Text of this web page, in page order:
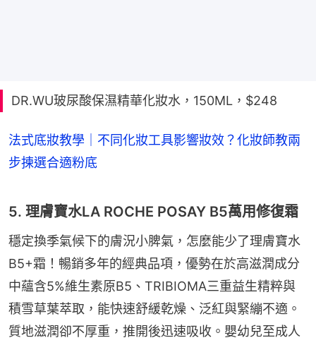
DR.WU玻尿酸保濕精華化妝水，150ML，$248
法式底妝教學｜不同化妝工具影響妝效？化妝師教兩
步揀選合適粉底
5. 理膚寶水LA ROCHE POSAY B5萬用修復霜
穩定換季氣候下的膚況小脾氣，怎麼能少了理膚寶水
B5+霜！暢銷多年的經典品項，優勢在於高滋潤成分
中蘊含5%維生素原B5、TRIBIOMA三重益生精粹與
積雪草葉萃取，能快速舒緩乾燥、泛紅與緊繃不適。
質地滋潤卻不厚重，推開後迅速吸收。嬰幼兒至成人